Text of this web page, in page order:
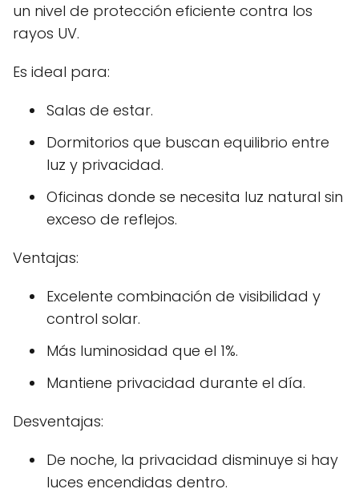
un nivel de protección eficiente contra los
rayos UV.
Es ideal para:
Salas de estar.
Dormitorios que buscan equilibrio entre
luz y privacidad.
Oficinas donde se necesita luz natural sin
exceso de reflejos.
Ventajas:
Excelente combinación de visibilidad y
control solar.
Más luminosidad que el 1%.
Mantiene privacidad durante el día.
Desventajas:
De noche, la privacidad disminuye si hay
luces encendidas dentro.